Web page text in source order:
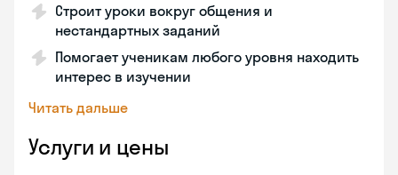
Строит уроки вокруг общения и
нестандартных заданий
Помогает ученикам любого уровня находить
интерес в изучении
Читать дальше
Услуги и цены